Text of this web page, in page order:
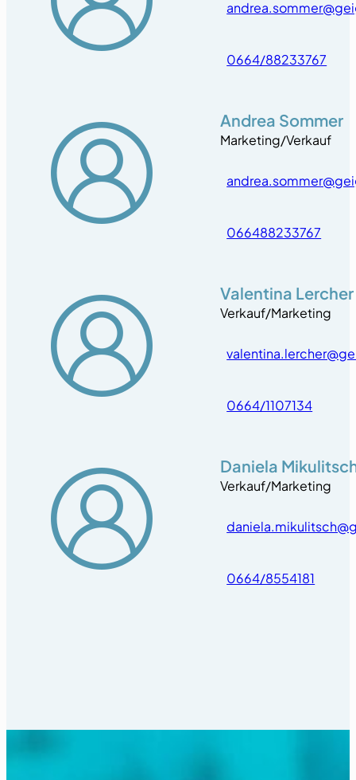
0664/88233767
Andrea Sommer
Marketing/Verkauf
066488233767
Valentina Lercher
Verkauf/Marketing
0664/1107134
Daniela
Verkauf/Marketing
0664/8554181